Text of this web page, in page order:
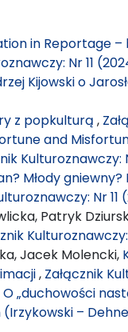
in Reportage
Nr 11
Kijowski o
z popkulturą ,
and
Kulturoznawczy:
Młody
Nr 11
Patryk
Jacek Molencki,
, Załącznik
O „duchowości
–